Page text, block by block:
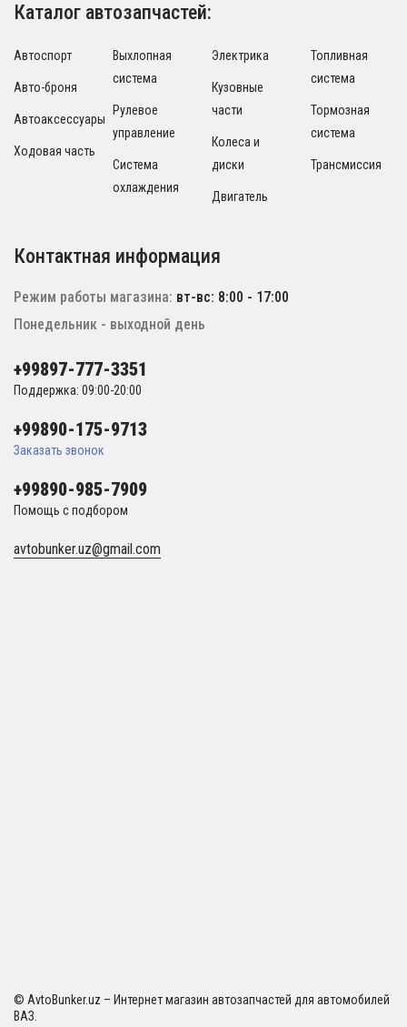
Каталог автозапчастей:
Автоспорт
Авто-броня
Автоаксессуары
Ходовая часть
Выхлопная
система
Рулевое
управление
Система
охлаждения
Электрика
Кузовные
части
Колеса и
диски
Двигатель
Топливная
система
Тормозная
система
Трансмиссия
Контактная информация
Режим работы магазина: вт-вс: 8:00 - 17:00
Понедельник - выходной день
+99897-777-3351
Поддержка: 09:00-20:00
+99890-175-9713
Заказать звонок
+99890-985-7909
Помощь с подбором
avtobunker.uz@gmail.com
© AvtoBunker.uz – Интернет магазин автозапчастей для автомобилей
ВАЗ.